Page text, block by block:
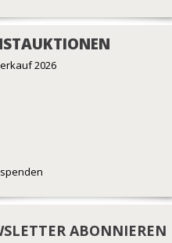
2026
ABONNIEREN